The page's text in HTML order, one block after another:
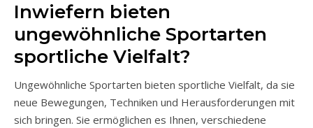
Inwiefern bieten
ungewöhnliche Sportarten
sportliche Vielfalt?
Ungewöhnliche Sportarten bieten sportliche Vielfalt, da sie
neue Bewegungen, Techniken und Herausforderungen mit
sich bringen. Sie ermöglichen es Ihnen, verschiedene